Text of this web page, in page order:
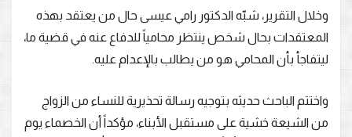
وخلال التقرير، شبّه الدكتور رامي عيسى حال من يعتقد بهذه
المعتقدات بحال شخص ينتظر محامياً للدفاع عنه في قضية ما،
ليتفاجأ بأن المحامي هو من يطالب بالإعدام عليه.
واختتم الباحث حديثه بتوجيه رسالة تحذيرية للنساء من الزواج
من الشيعة خشية على مستقبل الأبناء، مؤكداً أن الخصماء يوم